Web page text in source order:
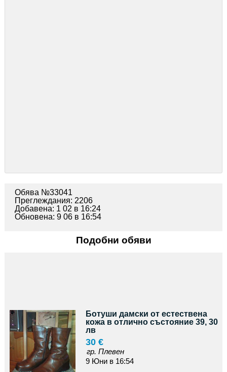
Обява №33041
Преглеждания: 2206
Добавена: 1 02 в 16:24
Обновена: 9 06 в 16:54
Подобни обяви
Ботуши дамски от естествена
кожа в отлично състояние 39, 30
лв
30 €
гр. Плевен
9 Юни в 16:54